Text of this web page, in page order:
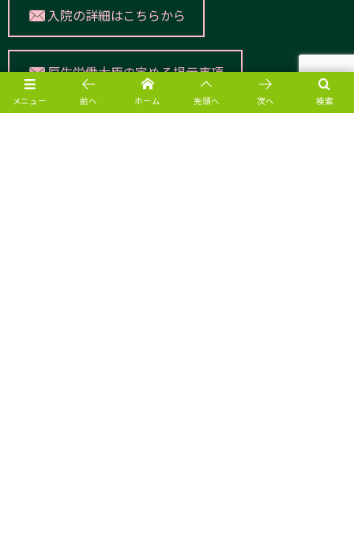
入院の詳細はこちらから
厚生労働大臣の定める掲示事項
メニュー 検索
前へ ホーム 先頭へ 次へ